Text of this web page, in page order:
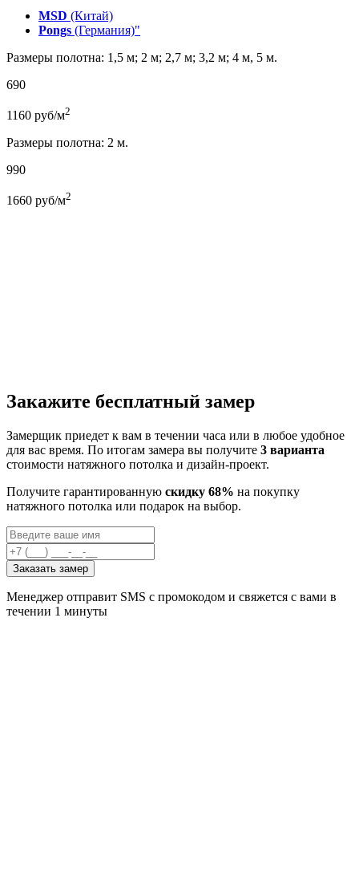
MSD (Китай)
Pongs (Германия)"
Размеры полотна: 1,5 м; 2 м; 2,7 м; 3,2 м; 4 м, 5 м.
690
1160 руб/м2
Размеры полотна: 2 м.
990
1660 руб/м2
Закажите бесплатный замер
Замерщик приедет к вам в течении часа или в любое удобное
для вас время. По итогам замера вы получите 3 варианта
стоимости натяжного потолка и дизайн-проект.
Получите гарантированную скидку 68% на покупку
натяжного потолка или подарок на выбор.
Заказать замер
Менеджер отправит SMS с промокодом и свяжется с вами в
течении 1 минуты